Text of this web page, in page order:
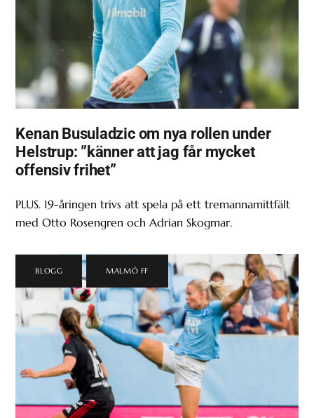
Kenan Busuladzic om nya rollen under
Helstrup: ”känner att jag får mycket
offensiv frihet”
PLUS. 19-åringen trivs att spela på ett tremannamittfält
med Otto Rosengren och Adrian Skogmar.
BLOGG MALMÖ FF